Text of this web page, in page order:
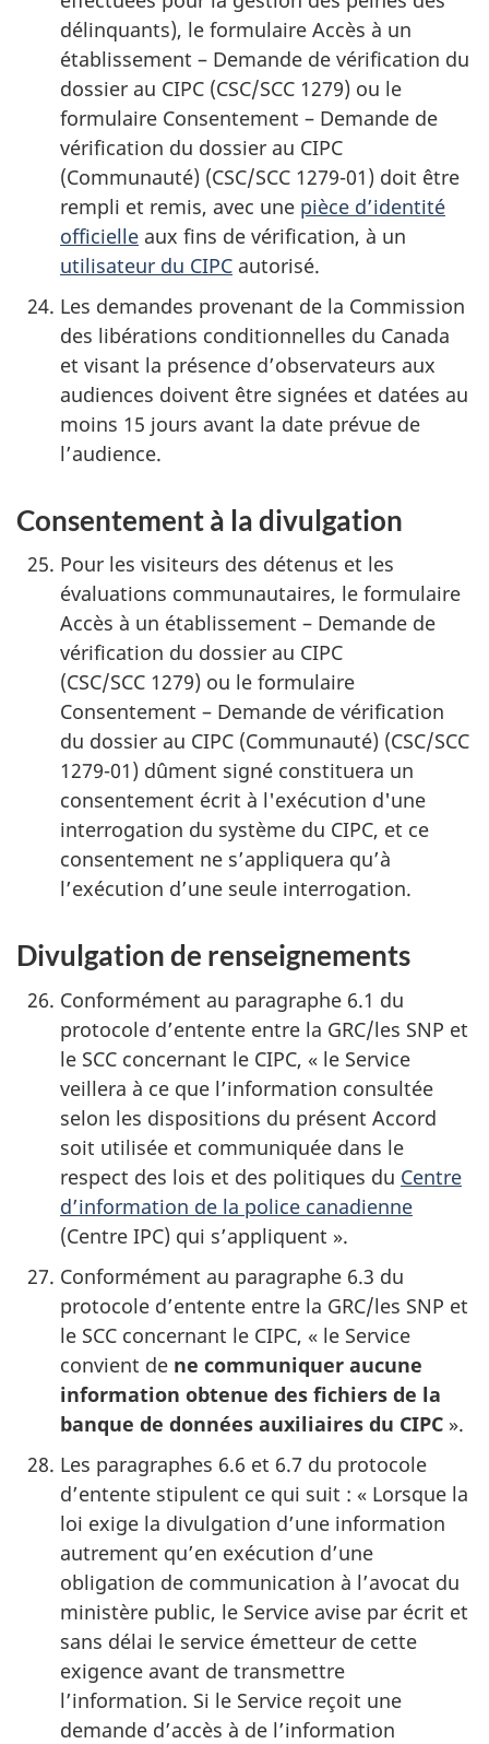
délinquants), le formulaire Accès à un
établissement – Demande de vérification du
dossier au CIPC (CSC/SCC 1279) ou le
formulaire Consentement – Demande de
vérification du dossier au CIPC
(Communauté) (CSC/SCC 1279-01) doit être
rempli et remis, avec une pièce d’identité
officielle aux fins de vérification, à un
utilisateur du CIPC autorisé.
Les demandes provenant de la Commission
des libérations conditionnelles du Canada
et visant la présence d’observateurs aux
audiences doivent être signées et datées au
moins 15 jours avant la date prévue de
l’audience.
Consentement à la divulgation
Pour les visiteurs des détenus et les
évaluations communautaires, le formulaire
Accès à un établissement – Demande de
vérification du dossier au CIPC
(CSC/SCC 1279) ou le formulaire
Consentement – Demande de vérification
du dossier au CIPC (Communauté) (CSC/SCC
1279-01) dûment signé constituera un
consentement écrit à l'exécution d'une
interrogation du système du CIPC, et ce
consentement ne s’appliquera qu’à
l’exécution d’une seule interrogation.
Divulgation de renseignements
Conformément au paragraphe 6.1 du
protocole d’entente entre la GRC/les SNP et
le SCC concernant le CIPC, « le Service
veillera à ce que l’information consultée
selon les dispositions du présent Accord
soit utilisée et communiquée dans le
respect des lois et des politiques du Centre
d’information de la police canadienne
(Centre IPC) qui s’appliquent ».
Conformément au paragraphe 6.3 du
protocole d’entente entre la GRC/les SNP et
le SCC concernant le CIPC, « le Service
convient de ne communiquer aucune
information obtenue des fichiers de la
banque de données auxiliaires du CIPC ».
Les paragraphes 6.6 et 6.7 du protocole
d’entente stipulent ce qui suit : « Lorsque la
loi exige la divulgation d’une information
autrement qu’en exécution d’une
obligation de communication à l’avocat du
ministère public, le Service avise par écrit et
sans délai le service émetteur de cette
exigence avant de transmettre
l’information. Si le Service reçoit une
demande d’accès à de l’information